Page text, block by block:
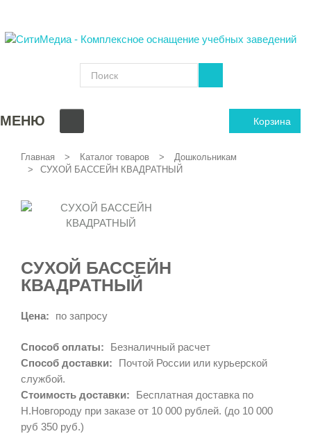
Корзина
МЕНЮ
Главная Каталог товаров
Дошкольникам
СУХОЙ БАССЕЙН КВАДРАТНЫЙ
СУХОЙ БАССЕЙН
КВАДРАТНЫЙ
Цена: по запросу
Способ оплаты:
Безналичный расчет
Способ доставки:
Почтой России или курьерской
службой.
Стоимость доставки:
Бесплатная доставка по
Н.Новгороду при заказе от 10 000 рублей. (до 10 000
руб 350 руб.)